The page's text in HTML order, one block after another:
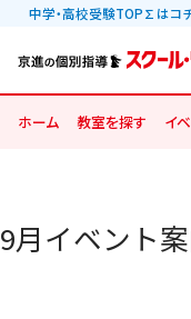
中学・高校受験TOP∑はコ
ホーム 教室を探す イ
9月イベント